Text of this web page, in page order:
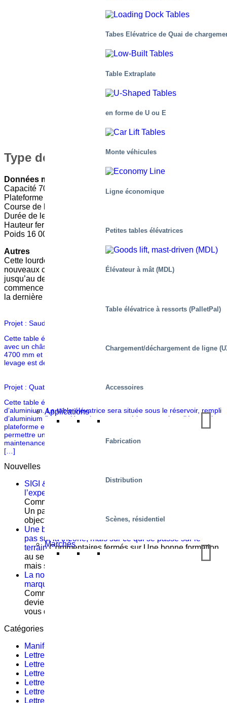
Tabes Elévatrice de Quai de
Table Extraplate
en forme de U ou E
Monte véhicules
Ligne économique
Petites tables élévatrices
Élévateur à mât (MDL)
Table élévatrice à ressorts (PalletPal)
Chargement/déchargement de ligne
Accessoires
Applications
Fabrication
Distribution
Scènes, résidentiel
Marchés
Type de table : M7,8-070540-D2
Données mécaniques
Capacité 7000kg
Plateforme Ø8950 mm
Course de la table 5400 mm
Durée de levage 83 sec
Hauteur fermée 1100 mm
Poids 16 000kg
Autres
Cette lourde table est utilisée sur un salon pour exposer de
nouveaux camions. La table élévatrice soulèvera le camion
jusqu’au deuxième niveau. À ce niveau, le spectacle
commence avec de la fumée et un jeu de lumières, dévoilant
la dernière conception d’un célèbre constructeur de camions.
Projet : Saudi
Cette table élévatrice Marco est un modèle à double ciseaux M3-2H
avec un châssis central. Elle présente une course de levage de
4700 mm et la plateforme mesure 2000 x 1500 mm. La capacité de
levage est de 1200 kg.
Projet : Quatar
Cette table élévatrice robuste sera utilisée dans une fonderie
d’aluminium. La table élévatrice sera située sous le réservoir, rempli
d’aluminium flottant. Un agitateur magnétique sera installé entre la
plateforme et le réservoir pour maintenir l’aluminium mélangé. Pour
permettre un accès facile à la plateforme en cas de
maintenance/d’entretien, celle-ci est équipée d’un châssis de roue
[…]
Nouvelles
SIGI & HAMON Élévation : Un partenariat fondé sur
l’expertise, la précision et un objectif commun
Commentaires fermés
Un partenariat fondé sur l’expertise, la précision et un
objectif commun
Une bonne formation au service après-vente ne repose
pas sur la théorie, mais sur ce qui se passe sur le
terrain Commentaires fermés sur Une bonne formation
au service après-vente ne repose pas sur la théorie,
mais sur ce qui se passe sur le terrain
La norme EN 1570-1:2024 devient obligatoire pour le
marquage CE – Ce que vous devez savoir
Commentaires fermés
devient obligatoire pour le marquage CE – Ce que
vous devez savoir
Catégories
Manifestations et événements
Lettre d’informations #2 – 2020
Lettre d’informations #1 – 2022
Lettre d’informations #6 – 2023
Lettre d’informations #8
Lettre d’informations #3 – 2022
Lettre d’informations #1 – 2019